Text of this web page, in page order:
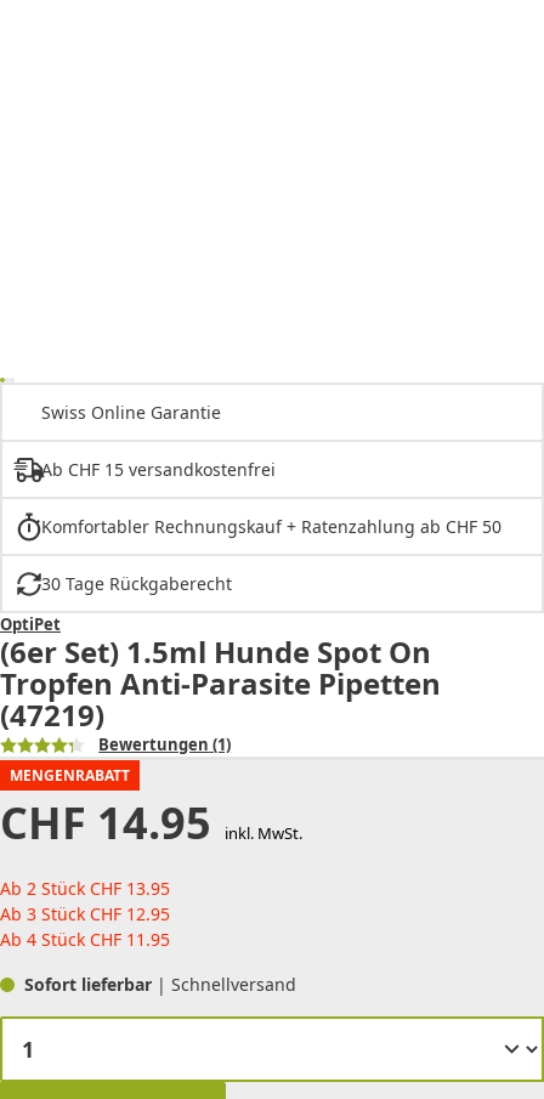
Swiss Online Garantie
Ab CHF 15 versandkostenfrei
Komfortabler Rechnungskauf + Ratenzahlung ab CHF 50
30 Tage Rückgaberecht
OptiPet
(6er Set) 1.5ml Hunde Spot On
Tropfen Anti-Parasite Pipetten
(47219)
Bewertungen (1)
MENGENRABATT
CHF 14.95 inkl. MwSt.
Ab 2 Stück CHF 13.95
Ab 3 Stück CHF 12.95
Ab 4 Stück CHF 11.95
Sofort lieferbar | Schnellversand